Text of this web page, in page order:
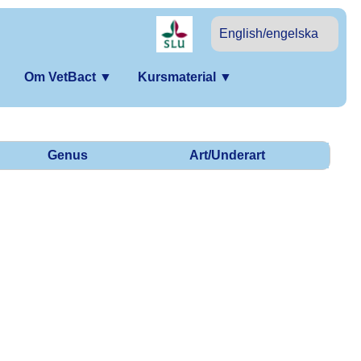
English/engelska
Om VetBact ▼ Kursmaterial ▼
Genus Art/Underart